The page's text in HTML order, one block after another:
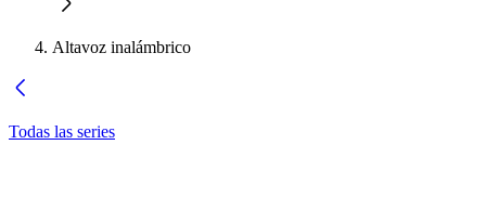
Altavoz inalámbrico
Todas las series